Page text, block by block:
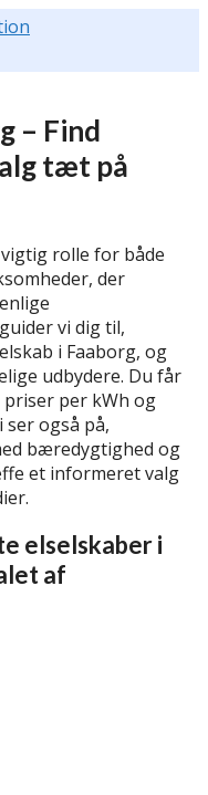
– Find
tæt på
rolle for både
der
vi dig til,
i Faaborg, og
udbydere. Du får
per kWh og
ser også på,
bæredygtighed og
et informeret valg
elselskaber i
af